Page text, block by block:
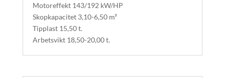
Motoreffekt 143/192 kW/HP
Skopkapacitet 3,10-6,50 m³
Tipplast 15,50 t.
Arbetsvikt 18,50-20,00 t.